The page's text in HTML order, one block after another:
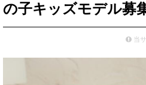
の子キッズモデル募
当